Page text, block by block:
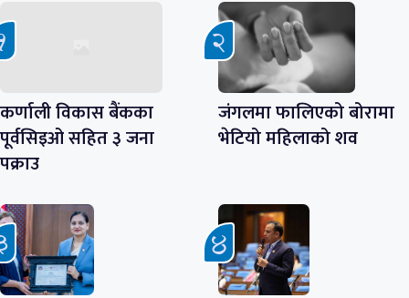
कर्णाली विकास बैंकका
पूर्वसिइओ सहित ३ जना
पक्राउ
जंगलमा फालिएको बोरामा
भेटियो महिलाको शव